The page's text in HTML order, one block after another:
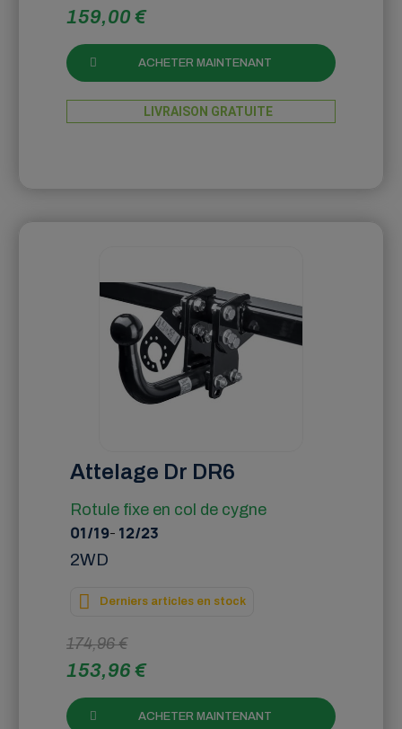
159,00 €
ACHETER MAINTENANT
LIVRAISON GRATUITE
Attelage Dr DR6
Rotule fixe en col de cygne
01/19- 12/23
2WD
Derniers articles en stock
174,96 €
153,96 €
ACHETER MAINTENANT